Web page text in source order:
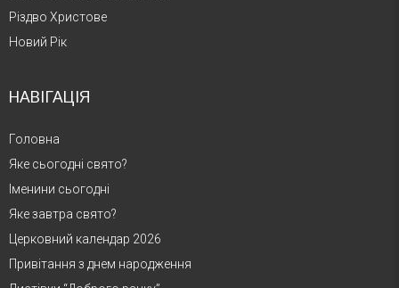
Різдво Христове
Новий Рік
НАВІГАЦІЯ
Головна
Яке сьогодні свято?
Іменини сьогодні
Яке завтра свято?
Церковний календар 2026
Привітання з днем народження